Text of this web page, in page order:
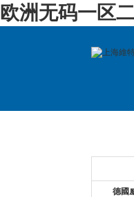
欧洲无码一区
德國